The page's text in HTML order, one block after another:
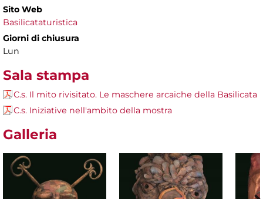
Sito Web
Basilicataturistica
Giorni di chiusura
Lun
Sala stampa
C.s. Il mito rivisitato. Le maschere arcaiche della Basilicata
C.s. Iniziative nell'ambito della mostra
Galleria